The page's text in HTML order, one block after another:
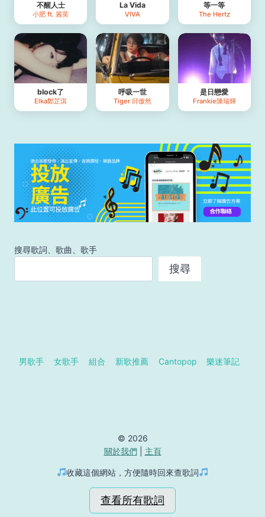
不醒人士
小肥 ft. 麗英
La Vida
VIVA
等一等
The Hertz
block了
Elka鄭芷淇
呼吸一世
Tiger 邱傲然
是日戀愛
Frankie陳瑞輝
搜尋歌詞、歌曲、歌手
搜尋
男歌手 女歌手 組合 新歌推薦 Cantopop 樂迷筆記
© 2026
關於我們
主頁
收藏這個網站，方便隨時回來查歌詞
查看所有歌詞